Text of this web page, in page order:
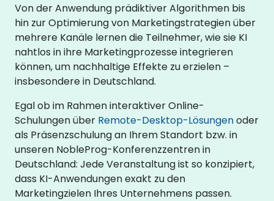
Von der Anwendung prädiktiver Algorithmen bis
hin zur Optimierung von Marketingstrategien über
mehrere Kanäle lernen die Teilnehmer, wie sie KI
nahtlos in ihre Marketingprozesse integrieren
können, um nachhaltige Effekte zu erzielen –
insbesondere in Deutschland.
Egal ob im Rahmen interaktiver Online-
Schulungen über Remote-Desktop-Lösungenoder
als Präsenzschulung an Ihrem Standort bzw. in
unseren NobleProg-Konferenzzentren in
Deutschland: Jede Veranstaltung ist so konzipiert,
dass KI-Anwendungen exakt zu den
Marketingzielen Ihres Unternehmens passen.